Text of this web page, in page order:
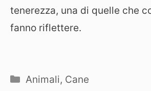
tenerezza, una di quelle che
fanno riflettere.
Categorie
Animali, Cane